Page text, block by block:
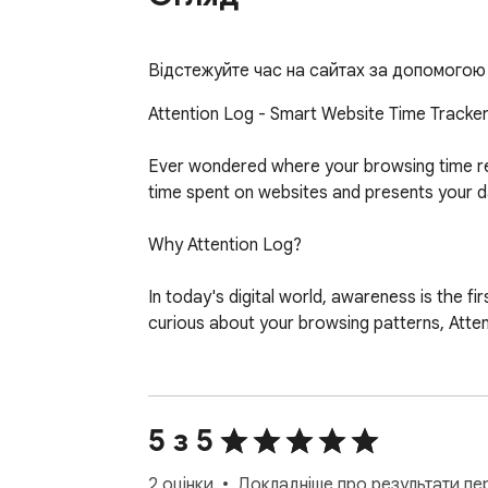
Відстежуйте час на сайтах за допомогою
Attention Log - Smart Website Time Tracker
Ever wondered where your browsing time
time spent on websites and presents your
Why Attention Log?
In today's digital world, awareness is the
curious about your browsing patterns,
• Automatic Tracking - Works silently in
• Visual Analytics - Clean charts showing
• Daily Overview - Quick summary of total
5 з 5